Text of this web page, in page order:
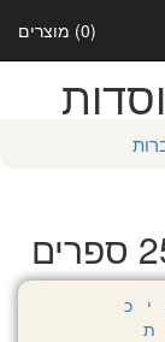
(0) מוצרים
י
כ
ת